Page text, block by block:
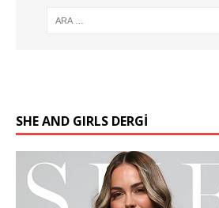
SHE AND GIRLS DERGİ